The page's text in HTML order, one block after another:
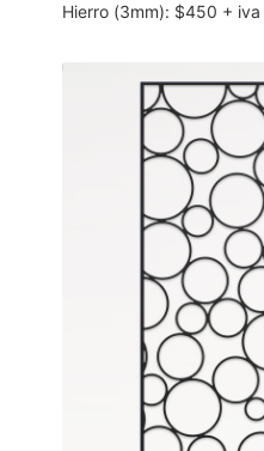
Hierro (3mm): $450 + iva